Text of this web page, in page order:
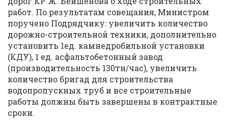
работ. По результатам совещания, Министром
поручено Подрядчику: увеличить количество
дорожно-строительной техники, дополнительно
установить 1ед. камнедробильной установки
(КДУ), 1 ед. асфальтобетонный завод
(производительность 130тн/час), увеличить
количество бригад для строительства
водопропускных труб и все строительные
работы должны быть завершены в контрактные
сроки.